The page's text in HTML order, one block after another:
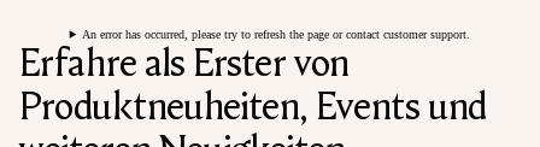
An error has occurred, please try to refresh the page or contact customer support.
Erfahre als Erster von
Produktneuheiten, Events und